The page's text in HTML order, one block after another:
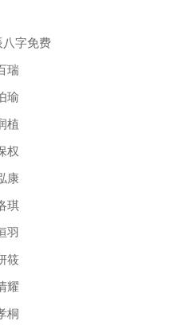
瑞
瑜
植
权
康
琪
羽
筱
耀
桐